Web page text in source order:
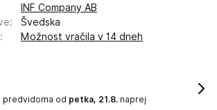
INF Company AB
:
Švedska
: Možnost vračila v 14 dneh
predvidoma od petka, 21.8. naprej